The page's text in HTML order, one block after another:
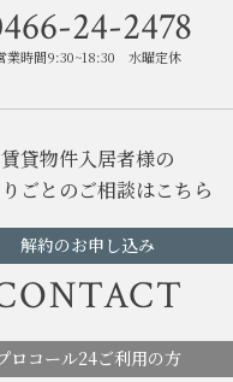
24-2478
業時間9:30~18:30 水曜定休
賃貸物件入居者様の
ごとのご相談はこちら
解約のお申し込み
ロコール24ご利用の方